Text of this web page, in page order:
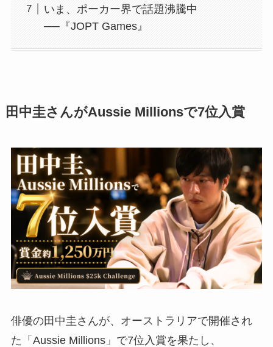
いま、ポーカー界で話題沸騰中
──『JOPT Games』
田中圭さんがAussie Millionsで7位入賞
俳優の田中圭さんが、オーストラリアで開催され
た「Aussie Millions」で7位入賞を果たし、